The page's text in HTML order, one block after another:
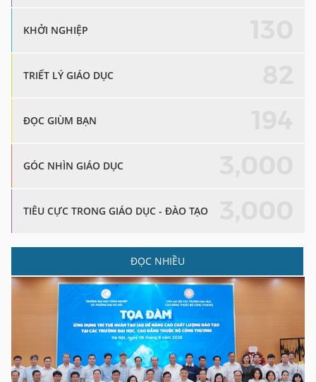
KHỞI NGHIỆP
TRIẾT LÝ GIÁO DỤC
ĐỌC GIÙM BẠN
GÓC NHÌN GIÁO DỤC
TIÊU CỰC TRONG GIÁO DỤC - ĐÀO TẠO
ĐỌC NHIỀU